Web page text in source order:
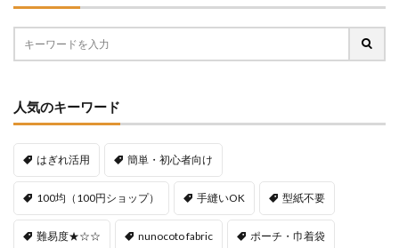
人気のキーワード
はぎれ活用 簡単・初心者向け
100均（100円ショップ） 手縫いOK 型紙不要
難易度★☆☆ nunocoto fabric ポーチ・巾着袋